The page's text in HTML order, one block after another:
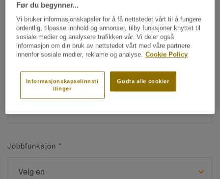
Navn*
Etternavn*
Jobbfunksjon *
Før du begynner...
Vi bruker informasjonskapsler for å få nettstedet vårt til å fungere
ordentlig, tilpasse innhold og annonser, tilby funksjoner knyttet til
sosiale medier og analysere trafikken vår. Vi deler også
informasjon om din bruk av nettstedet vårt med våre partnere
innenfor sosiale medier, reklame og analyse. Cookie Policy
Godta alle cookier
Informasjonskapselinnsti
llinger